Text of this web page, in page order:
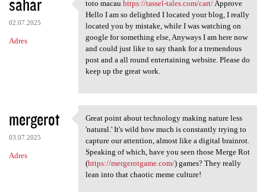
02.07.2025
Adres
toto macau https://tassel
toto macau https://tassel-tales.com/cart/Approve
Hello I am so delighted I located your blog, I really
located you by mistake, while I was watching on
google for something else, Anyways I am here now
and could just like to say thank for a tremendous
post and a all round entertaining website. Please do
keep up the great work.
mergerot
03.07.2025
Adres
Great point about technology
Great point about technology making nature less
'natural.' It's wild how much is constantly trying to
capture our attention, almost like a digital brainrot.
Speaking of which, have you seen those Merge Rot
(https://mergerotgame.com/) games? They really
lean into that chaotic meme culture!